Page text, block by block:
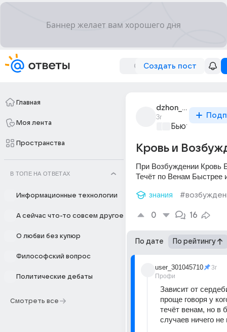
Создать пост
Главная
Моя лента
Пространства
В ТОПЕ НА ОТВЕТАХ
Информационные технологии
А сейчас что-то совсем другое
О любви без купюр
Философский вопрос
Политические дебаты
Смотреть все
dzhon_smit_1850
3г
Бьютилэнд
Кровь и
При Возбуждении Кровь
Течёт по Венам Быстрее
знания
0 16
По дате По рейтингу
user_301045710
Профи
3г
Зависит от
проще говоря у
течёт венам, но в
случаев ничего не